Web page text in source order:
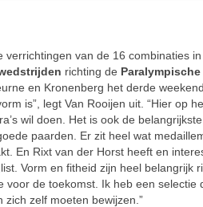
verrichtingen van de 16 combinaties
richting de Paralympische
en Kronenberg het derde
is”, legt Van Rooijen uit. “Hier op
wil doen. Het is ook de
paarden. Er zit heel wat
En Rixt van der Horst heeft en
Vorm en fitheid zijn heel belangrijk
de toekomst. Ik heb een selectie
zelf moeten bewijzen.”